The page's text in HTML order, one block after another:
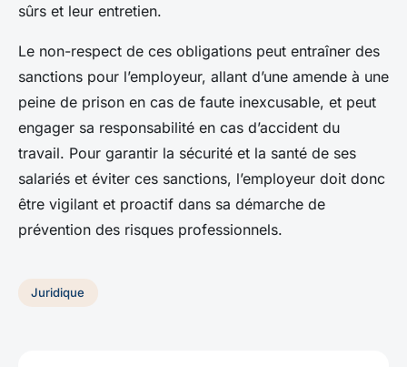
sûrs et leur entretien.
Le non-respect de ces obligations peut entraîner des
sanctions pour l’employeur, allant d’une amende à une
peine de prison en cas de faute inexcusable, et peut
engager sa responsabilité en cas d’accident du
travail. Pour garantir la sécurité et la santé de ses
salariés et éviter ces sanctions, l’employeur doit donc
être vigilant et proactif dans sa démarche de
prévention des risques professionnels.
Juridique